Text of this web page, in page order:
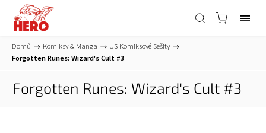
Domů / Komiksy & Manga / US Komiksové Sešity /
Forgotten Runes: Wizard's Cult #3
Forgotten Runes: Wizard's Cult #3